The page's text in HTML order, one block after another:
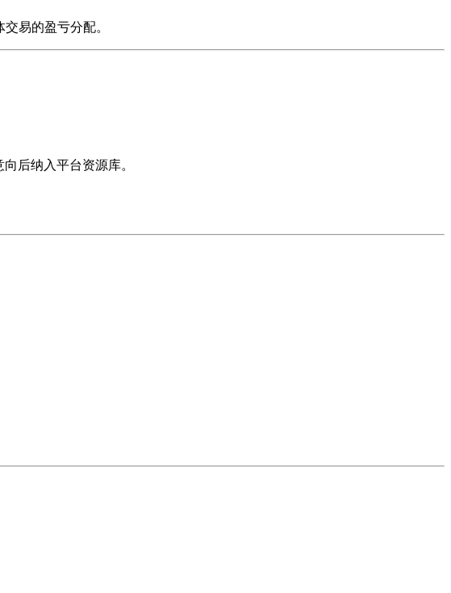
易的盈亏分配。
后纳入平台资源库。